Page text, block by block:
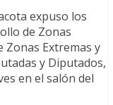
expuso los
de Zonas
Zonas Extremas y
y Diputados,
en el salón del